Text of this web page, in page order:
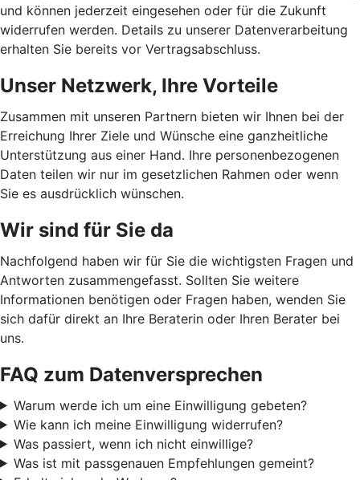
und können jederzeit eingesehen oder für die Zukunft
widerrufen werden. Details zu unserer Datenverarbeitung
erhalten Sie bereits vor Vertragsabschluss.
Unser Netzwerk, Ihre Vorteile
Zusammen mit unseren Partnern bieten wir Ihnen bei der
Erreichung Ihrer Ziele und Wünsche eine ganzheitliche
Unterstützung aus einer Hand. Ihre personenbezogenen
Daten teilen wir nur im gesetzlichen Rahmen oder wenn
Sie es ausdrücklich wünschen.
Wir sind für Sie da
Nachfolgend haben wir für Sie die wichtigsten Fragen und
Antworten zusammengefasst. Sollten Sie weitere
Informationen benötigen oder Fragen haben, wenden Sie
sich dafür direkt an Ihre Beraterin oder Ihren Berater bei
uns.
FAQ zum Datenversprechen
Warum werde ich um eine Einwilligung gebeten?
Wie kann ich meine Einwilligung widerrufen?
Was passiert, wenn ich nicht einwillige?
Was ist mit passgenauen Empfehlungen gemeint?